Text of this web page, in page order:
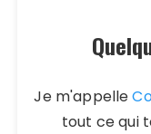
Je m'appelle
tout ce qui